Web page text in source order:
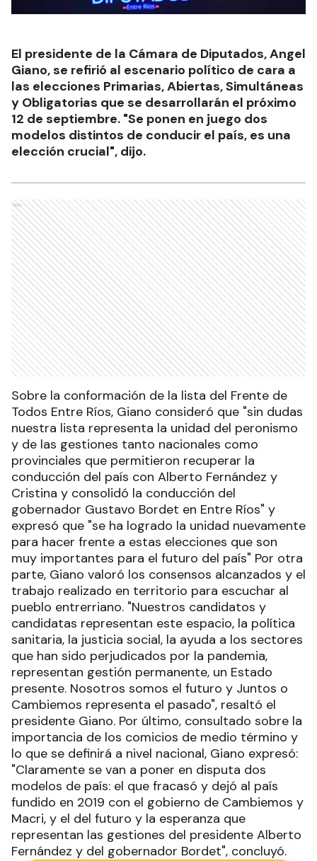
El presidente de la Cámara de Diputados, Angel
Giano, se refirió al escenario político de cara a
las elecciones Primarias, Abiertas, Simultáneas
y Obligatorias que se desarrollarán el próximo
12 de septiembre. "Se ponen en juego dos
modelos distintos de conducir el país, es una
elección crucial", dijo.
Ads
Sobre la conformación de la lista del Frente de
Todos Entre Ríos, Giano consideró que "sin dudas
nuestra lista representa la unidad del peronismo
y de las gestiones tanto nacionales como
provinciales que permitieron recuperar la
conducción del país con Alberto Fernández y
Cristina y consolidó la conducción del
gobernador Gustavo Bordet en Entre Ríos" y
expresó que "se ha logrado la unidad nuevamente
para hacer frente a estas elecciones que son
muy importantes para el futuro del país" Por otra
parte, Giano valoró los consensos alcanzados y el
trabajo realizado en territorio para escuchar al
pueblo entrerriano. "Nuestros candidatos y
candidatas representan este espacio, la política
sanitaria, la justicia social, la ayuda a los sectores
que han sido perjudicados por la pandemia,
representan gestión permanente, un Estado
presente. Nosotros somos el futuro y Juntos o
Cambiemos representa el pasado", resaltó el
presidente Giano. Por último, consultado sobre la
importancia de los comicios de medio término y
lo que se definirá a nivel nacional, Giano expresó:
"Claramente se van a poner en disputa dos
modelos de país: el que fracasó y dejó al país
fundido en 2019 con el gobierno de Cambiemos y
Macri, y el del futuro y la esperanza que
representan las gestiones del presidente Alberto
Fernández y del gobernador Bordet", concluyó.